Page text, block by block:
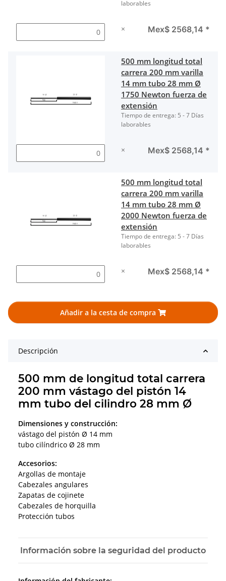
laborables
× Mex$ 2568,14 *
500 mm longitud total
carrera 200 mm varilla
14 mm tubo 28 mm Ø
1750 Newton fuerza de
extensión
Tiempo de entrega: 5 - 7 Días
laborables
× Mex$ 2568,14 *
500 mm longitud total
carrera 200 mm varilla
14 mm tubo 28 mm Ø
2000 Newton fuerza de
extensión
Tiempo de entrega: 5 - 7 Días
laborables
× Mex$ 2568,14 *
Añadir a la cesta de compra
Descripción
500 mm de longitud total carrera
200 mm vástago del pistón 14
mm tubo del cilindro 28 mm Ø
Dimensiones y construcción:
vástago del pistón Ø 14 mm
tubo cilíndrico Ø 28 mm
Accesorios:
Argollas de montaje
Cabezales angulares
Zapatas de cojinete
Cabezales de horquilla
Protección tubos
Información sobre la seguridad del producto